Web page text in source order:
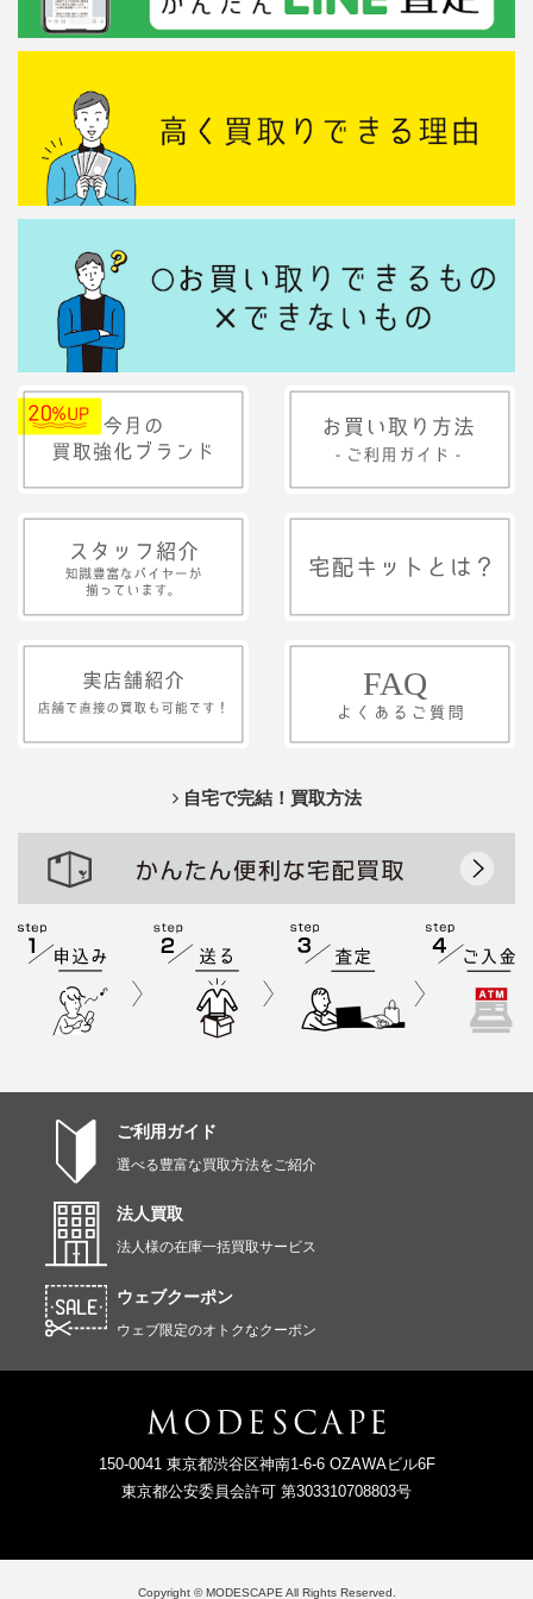
自宅で完結！買取方法
ご利用ガイド
選べる豊富な買取方法をご紹介
法人買取
法人様の在庫一括買取サービス
ウェブクーポン
ウェブ限定のオトクなクーポン
150-0041 東京都渋谷区神南1-6-6 OZAWAビル6F
東京都公安委員会許可 第303310708803号
Copyright © MODESCAPE All Rights Reserved.